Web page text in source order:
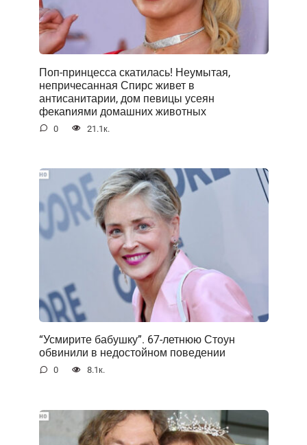
Поп-принцесса скатилась! Неумытая,
непричесанная Спирс живет в
антисанитарии, дом певицы усеян
фекаnиями домашних животных
0 21.1к.
“Усмирите бабушку”. 67-летнюю Стоун
обвинили в недостойном поведении
0 8.1к.